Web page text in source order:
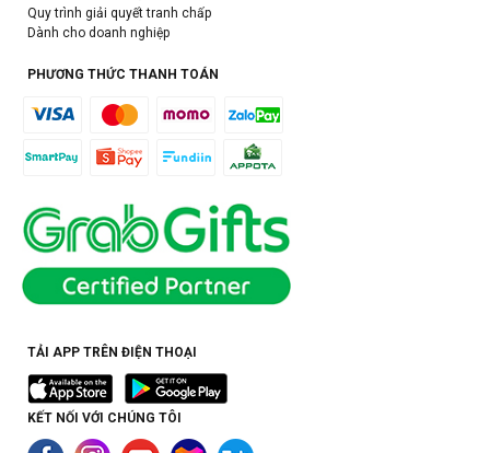
Quy trình giải quyết tranh chấp
Dành cho doanh nghiệp
PHƯƠNG THỨC THANH TOÁN
TẢI APP TRÊN ĐIỆN THOẠI
KẾT NỐI VỚI CHÚNG TÔI